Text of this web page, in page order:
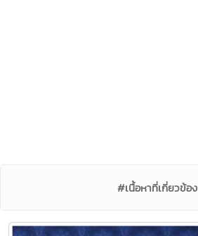
#เนื้อหาที่เกี่ยวข้อง